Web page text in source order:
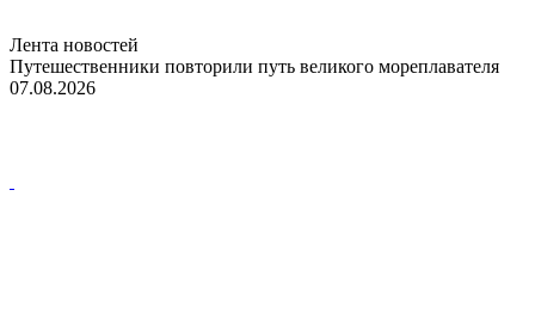
Лента новостей
Путешественники повторили путь великого мореплавателя
07.08.2026